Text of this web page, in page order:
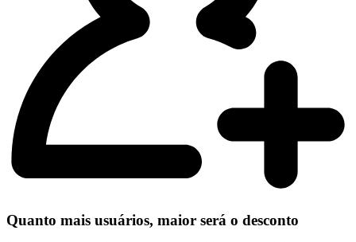
Quanto mais usuários, maior será o desconto